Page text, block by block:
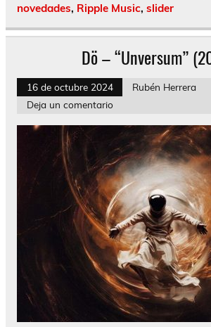
novedades, Ripple Music, slider
Dö – “Unversum”
16 de octubre 2024
Rubén Herrera
Deja un comentario